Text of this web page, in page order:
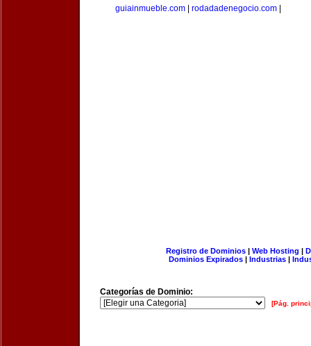
guiainmueble.com
rodadadenegocio.com
Registro de Dominios| Web Hosting |
Dominios Expirados | Industrias |
Categorías de Dominio:
[Pág.